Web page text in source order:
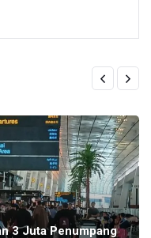
3 Juta Penumpang